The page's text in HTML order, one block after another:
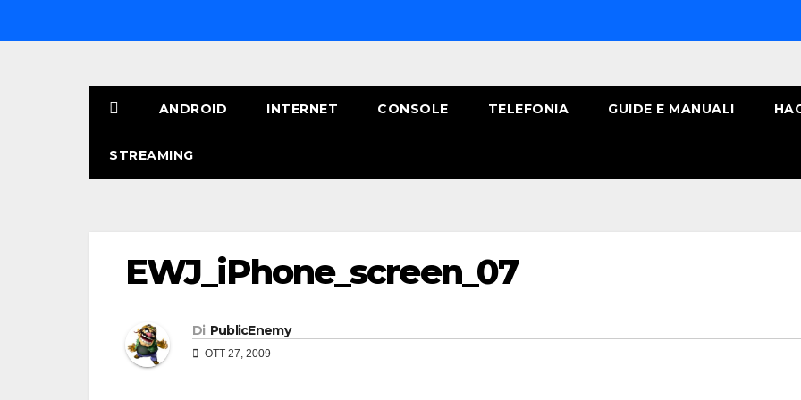
al
ANDROID INTERNET CONSOLE TELEFONIA GUIDE E MANUALI
STREAMING
EWJ_iPhone_screen_07
Di PublicEnemy
OTT 27, 2009